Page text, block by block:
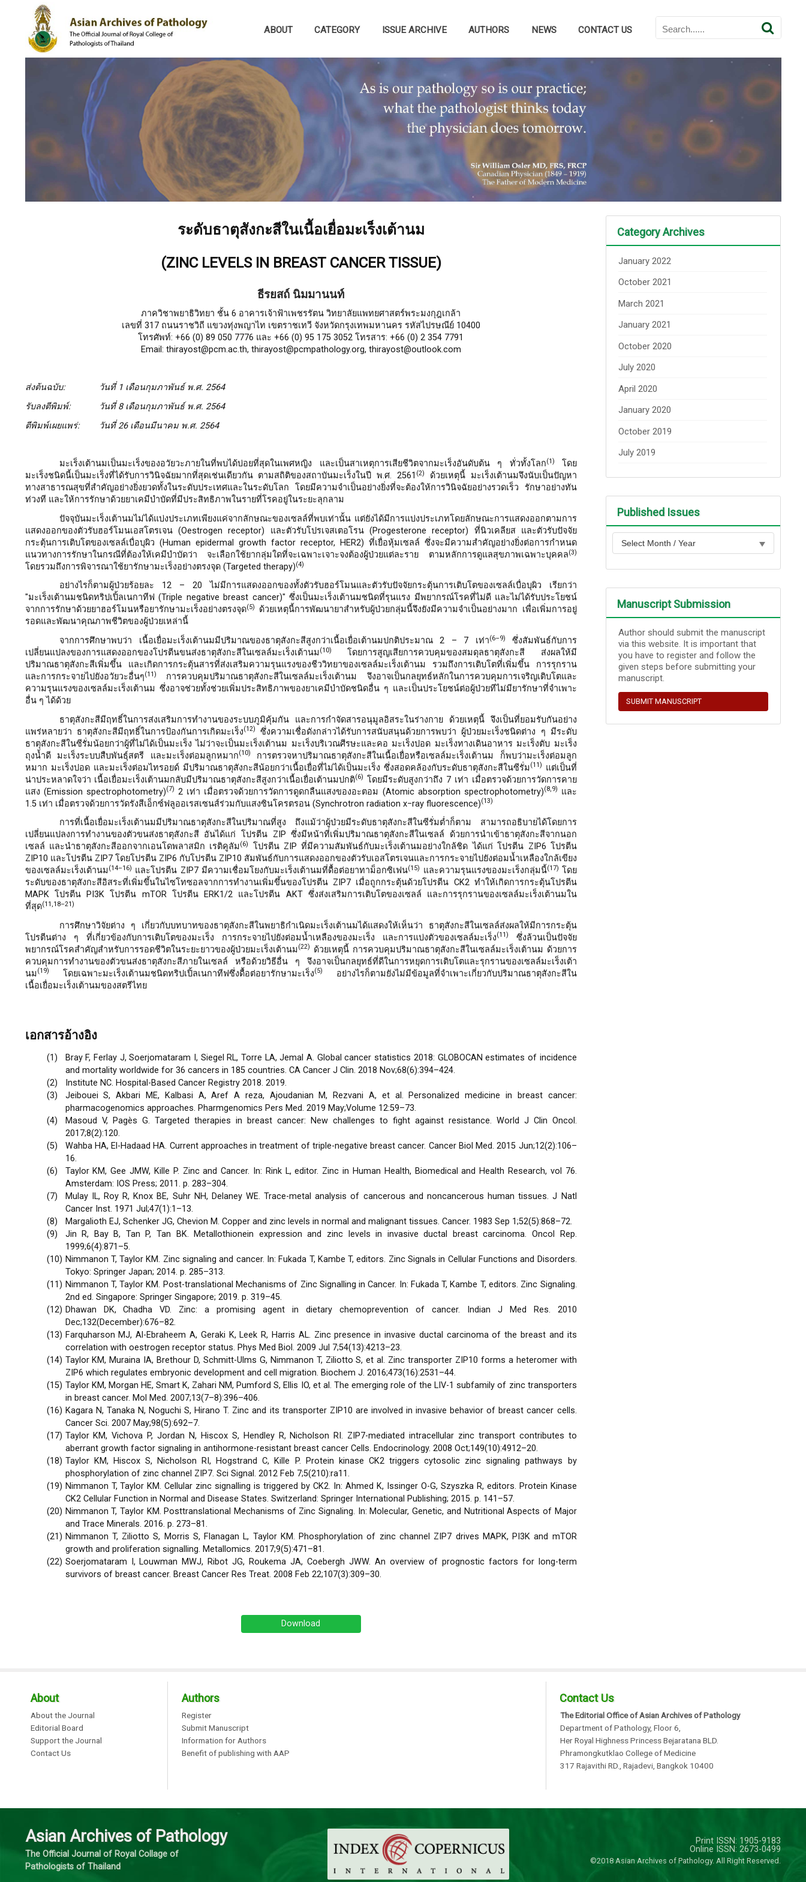
ABOUT CATEGORY ISSUE ARCHIVE AUTHORS NEWS CONTACT US
ระดับธาตุสังกะสีในเนื้อเยื่อมะเร็งเต้านม
(ZINC LEVELS IN BREAST CANCER TISSUE)
ธีรยสถ์ นิมมานนท์
ภาควิชาพยาธิวิทยา ชั้น 6 อาคารเจ้าฟ้าเพชรรัตน วิทยาลัยแพทยศาสตร์พระมงกุฎเกล้า
เลขที่ 317 ถนนราชวิถี แขวงทุ่งพญาไท เขตราชเทวี จังหวัดกรุงเทพมหานคร รหัสไปรษณีย์ 10400
โทรศัพท์: +66 (0) 89 050 7776 และ +66 (0) 95 175 3052 โทรสาร: +66 (0) 2 354 7791
Email: thirayost@pcm.ac.th, thirayost@pcmpathology.org, thirayost@outlook.com
ส่งต้นฉบับ:
วันที่ 1 เดือนกุมภาพันธ์ พ.ศ. 2564
รับลงตีพิมพ์:
วันที่ 8 เดือนกุมภาพันธ์ พ.ศ. 2564
ตีพิมพ์เผยแพร่:
วันที่ 26 เดือนมีนาคม พ.ศ. 2564
มะเร็งเต้านมเป็นมะเร็งของอวัยวะภายในที่พบได้บ่อยที่สุดในเพศหญิง และเป็นสาเหตุการเสียชีวิตจากมะเร็งอันดับต้น ๆ ทั่วทั้งโลก(1)
โดย
มะเร็งชนิดนี้เป็นมะเร็งที่ได้รับการวินิจฉัยมากที่สุดเช่นเดียวกัน ตามสถิติของสถาบันมะเร็งในปี พ.ศ. 2561 (2)
ด้วยเหตุนี้ มะเร็งเต้านมจึงนับเป็นปัญหา
ทางสาธารณสุขที่สำคัญอย่างยิ่งยวดทั้งในระดับประเทศและในระดับโลก โดยมีความจำเป็นอย่างยิ่งที่จะต้องให้การวินิจฉัยอย่างรวดเร็ว รักษาอย่างทัน
ท่วงที และให้การรักษาด้วยยาเคมีบำบัดที่มีประสิทธิภาพในรายที่โรคอยู่ในระยะลุกลาม
ปัจจุบันมะเร็งเต้านมไม่ได้แบ่งประเภทเพียงแค่จากลักษณะของเซลล์ที่พบเท่านั้น แต่ยังได้มีการแบ่งประเภทโดยลักษณะการแสดงออกตามการ
แสดงออกของตัวรับฮอร์โมนเอสโตรเจน (Oestrogen receptor) และตัวรับโปรเจสเตอโรน (Progesterone receptor) ที่นิวเคลียส และตัวรับปัจจัย
กระตุ้นการเติบโตของเซลล์เบื่อบุผิว (Human epidermal growth factor receptor, HER2) ที่เยื่อหุ้มเซลล์ ซึ่งจะมีความสำคัญอย่างยิ่งต่อการกำหนด
แนวทางการรักษาในกรณีที่ต้องให้เคมีบำบัดว่า จะเลือกใช้ยากลุ่มใดที่จะเฉพาะเจาะจงต้องผู้ป่วยแต่ละราย ตามหลักการดูแลสุขภาพเฉพาะบุคคล(3)
โดยรวมถึงการพิจารณาใช้ยารักษามะเร็งอย่างตรงจุด (Targeted therapy)(4)
อย่างไรก็ตามผู้ป่วยร้อยละ 12 – 20 ไม่มีการแสดงออกของทั้งตัวรับฮอร์โมนและตัวรับปัจจัยกระตุ้นการเติบโตของเซลล์เบื่อบุผิว เรียกว่า
"มะเร็งเต้านมชนิดทริปเปิ้ลเนกาทีฟ (Triple negative breast cancer)" ซึ่งเป็นมะเร็งเต้านมชนิดที่รุนแรง มีพยากรณ์โรคที่ไม่ดี และไม่ได้รับประโยชน์
จากการรักษาด้วยยาฮอร์โมนหรือยารักษามะเร็งอย่างตรงจุด(5)
ด้วยเหตุนี้การพัฒนายาสำหรับผู้ป่วยกลุ่มนี้จึงยังมีความจำเป็นอย่างมาก เพื่อเพิ่มการอยู่
รอดและพัฒนาคุณภาพชีวิตของผู้ป่วยเหล่านี้
จากการศึกษาพบว่า เนื้อเยื่อมะเร็งเต้านมมีปริมาณของธาตุสังกะสีสูงกว่าเนื้อเยื่อเต้านมปกติประมาณ 2 – 7 เท่า(6–9)
ซึ่งสัมพันธ์กับการ
เปลี่ยนแปลงของการแสดงออกของโปรตีนขนส่งธาตุสังกะสีในเซลล์มะเร็งเต้านม(10)
โดยการสูญเสียการควบคุมของสมดุลธาตุสังกะสี ส่งผลให้มี
ปริมาณธาตุสังกะสีเพิ่มขึ้น และเกิดการกระตุ้นสารที่ส่งเสริมความรุนแรงของชีววิทยาของเซลล์มะเร็งเต้านม รวมถึงการเติบโตที่เพิ่มขึ้น การรุกราน
และการกระจายไปยังอวัยวะอื่นๆ(11)
การควบคุมปริมาณธาตุสังกะสีในเซลล์มะเร็งเต้านม จึงอาจเป็นกลยุทธ์หลักในการควบคุมการเจริญเติบโตและ
ความรุนแรงของเซลล์มะเร็งเต้านม ซึ่งอาจช่วยทั้งช่วยเพิ่มประสิทธิภาพของยาเคมีบำบัดชนิดอื่น ๆ และเป็นประโยชน์ต่อผู้ป่วยทีไม่มียารักษาที่จำเพาะ
อื่น ๆ ได้ด้วย
ธาตุสังกะสีมีฤทธิ์ในการส่งเสริมการทำงานของระบบภูมิคุ้มกัน และการกำจัดสารอนุมูลอิสระในร่างกาย ด้วยเหตุนี้ จึงเป็นที่ยอมรับกันอย่าง
แพร่หลายว่า ธาตุสังกะสีมีฤทธิ์ในการป้องกันการเกิดมะเร็ง(12)
ซึ่งความเชื่อดังกล่าวได้รับการสนับสนุนด้วยการพบว่า ผู้ป่วยมะเร็งชนิดต่าง ๆ มีระดับ
ธาตุสังกะสีในซีรั่มน้อยกว่าผู้ที่ไม่ได้เป็นมะเร็ง ไม่ว่าจะเป็นมะเร็งเต้านม มะเร็งบริเวณศีรษะและคอ มะเร็งปอด มะเร็งทางเดินอาหาร มะเร็งตับ มะเร็ง
ถุงน้ำดี มะเร็งระบบสืบพันธุ์สตรี และมะเร็งต่อมลูกหมาก(10)
การตรวจหาปริมาณธาตุสังกะสีในเนื้อเยื่อหรือเซลล์มะเร็งเต้านม ก็พบว่ามะเร็งต่อมลูก
หมาก มะเร็งปอด และมะเร็งต่อมไทรอยด์ มีปริมาณธาตุสังกะสีน้อยกว่าเนื้อเยื่อที่ไม่ได้เป็นมะเร็ง ซึ่งสอดคล้องกับระดับธาตุสังกะสีในซีรั่ม(11)
แต่เป็นที่
น่าประหลาดใจว่า เนื้อเยื่อมะเร็งเต้านมกลับมีปริมาณธาตุสังกะสีสูงกว่าเนื้อเยื่อเต้านมปกติ(6) โดยมีระดับสูงกว่าถึง 7 เท่า เมื่อตรวจด้วยการวัดการคาย
แสง (Emission spectrophotometry)(7) 2 เท่า เมื่อตรวจด้วยการวัดการดูดกลืนแสงของอะตอม (Atomic absorption spectrophotometry)(8,9)
และ
1.5 เท่า เมื่อตรวจด้วยการวัดรังสีเอ็กซ์ฟลูออเรสเซนส์ร่วมกับแสงซินโครตรอน (Synchrotron radiation x−ray fluorescence)(13)
การที่เนื้อเยื่อมะเร็งเต้านมมีปริมาณธาตุสังกะสีในปริมาณที่สูง ถึงแม้ว่าผู้ป่วยมีระดับธาตุสังกะสีในซีรั่มต่ำก็ตาม สามารถอธิบายได้โดยการ
เปลี่ยนแปลงการทำงานของตัวขนส่งธาตุสังกะสี อันได้แก่ โปรตีน ZIP ซึ่งมีหน้าที่เพิ่มปริมาณธาตุสังกะสีในเซลล์ ด้วยการนำเข้าธาตุสังกะสีจากนอก
เซลล์ และนำธาตุสังกะสีออกจากเอนโดพลาสมิก เรติคูลัม(6)
โปรตีน ZIP ที่มีความสัมพันธ์กับมะเร็งเต้านมอย่างใกล้ชิด ได้แก่ โปรตีน ZIP6 โปรตีน
ZIP10 และโปรตีน ZIP7 โดยโปรตีน ZIP6 กับโปรตีน ZIP10 สัมพันธ์กับการแสดงออกของตัวรับเอสโตรเจนและการกระจายไปยังต่อมน้ำเหลืองใกล้เขียง
ของเซลล์มะเร็งเต้านม(14–16) และโปรตีน ZIP7 มีความเชื่อมโยงกับมะเร็งเต้านมที่ดื้อต่อยาทาม็อกซิเฟน(15) และความรุนแรงของมะเร็งกลุ่มนี้(17) โดย
ระดับของธาตุสังกะสีอิสระที่เพิ่มขึ้นในไซโทซอลจากการทำงานเพิ่มขึ้นของโปรตีน ZIP7 เมื่อถูกกระตุ้นด้วยโปรตีน CK2 ทำให้เกิดการกระตุ้นโปรตีน
MAPK โปรตีน PI3K โปรตีน mTOR โปรตีน ERK1/2 และโปรตีน AKT ซึ่งส่งเสริมการเติบโตของเซลล์ และการรุกรานของเซลล์มะเร็งเต้านมใน
ที่สุด(11,18–21)
การศึกษาวิจัยต่าง ๆ เกี่ยวกับบทบาทของธาตุสังกะสีในพยาธิกำเนิดมะเร็งเต้านมได้แสดงให้เห็นว่า ธาตุสังกะสีในเซลล์ส่งผลให้มีการกระตุ้น
โปรตีนต่าง ๆ ที่เกี่ยวข้องกับการเติบโตของมะเร็ง การกระจายไปยังต่อมน้ำเหลืองของมะเร็ง และการแบ่งตัวของเซลล์มะเร็ง(11)
ซึ่งล้วนเป็นปัจจัย
พยากรณ์โรคสำคัญสำหรับการรอดชีวิตในระยะยาวของผู้ป่วยมะเร็งเต้านม(22)
ด้วยเหตุนี้ การควบคุมปริมาณธาตุสังกะสีในเซลล์มะเร็งเต้านม ด้วยการ
ควบคุมการทำงานของตัวขนส่งธาตุสังกะสีภายในเซลล์ หรือด้วยวิธีอื่น ๆ จึงอาจเป็นกลยุทธ์ที่ดีในการหยุดการเติบโตและรุกรานของเซลล์มะเร็งเต้า
นม(19) โดยเฉพาะมะเร็งเต้านมชนิดทริปเปิ้ลเนกาทีฟซึ่งดื้อต่อยารักษามะเร็ง(5)
อย่างไรก็ตามยังไม่มีข้อมูลที่จำเพาะเกี่ยวกับปริมาณธาตุสังกะสีใน
เนื้อเยื่อมะเร็งเต้านมของสตรีไทย
เอกสารอ้างอิง
Bray F, Ferlay J, Soerjomataram I, Siegel RL, Torre LA, Jemal A. Global cancer statistics 2018: GLOBOCAN estimates of incidence
and mortality worldwide for 36 cancers in 185 countries. CA Cancer J Clin. 2018 Nov;68(6):394–424.
Institute NC. Hospital-Based Cancer Registry 2018. 2019.
Jeibouei S, Akbari ME, Kalbasi A, Aref A reza, Ajoudanian M, Rezvani A, et al. Personalized medicine in breast cancer:
pharmacogenomics approaches. Pharmgenomics Pers Med. 2019 May;Volume 12:59–73.
Masoud V, Pagès G. Targeted therapies in breast cancer: New challenges to fight against resistance. World J Clin Oncol.
2017;8(2):120.
Wahba HA, El-Hadaad HA. Current approaches in treatment of triple-negative breast cancer. Cancer Biol Med. 2015 Jun;12(2):106–
16.
Taylor KM, Gee JMW, Kille P. Zinc and Cancer. In: Rink L, editor. Zinc in Human Health, Biomedical and Health Research, vol 76.
Amsterdam: IOS Press; 2011. p. 283–304.
Mulay IL, Roy R, Knox BE, Suhr NH, Delaney WE. Trace-metal analysis of cancerous and noncancerous human tissues. J Natl
Cancer Inst. 1971 Jul;47(1):1–13.
Margalioth EJ, Schenker JG, Chevion M. Copper and zinc levels in normal and malignant tissues. Cancer. 1983 Sep 1;52(5):868–72.
Jin R, Bay B, Tan P, Tan BK. Metallothionein expression and zinc levels in invasive ductal breast carcinoma. Oncol Rep.
1999;6(4):871–5.
Nimmanon T, Taylor KM. Zinc signaling and cancer. In: Fukada T, Kambe T, editors. Zinc Signals in Cellular Functions and Disorders.
Tokyo: Springer Japan; 2014. p. 285–313.
Nimmanon T, Taylor KM. Post-translational Mechanisms of Zinc Signalling in Cancer. In: Fukada T, Kambe T, editors. Zinc Signaling.
2nd ed. Singapore: Springer Singapore; 2019. p. 319–45.
Dhawan DK, Chadha VD. Zinc: a promising agent in dietary chemoprevention of cancer. Indian J Med Res. 2010
Dec;132(December):676–82.
Farquharson MJ, Al-Ebraheem A, Geraki K, Leek R, Harris AL. Zinc presence in invasive ductal carcinoma of the breast and its
correlation with oestrogen receptor status. Phys Med Biol. 2009 Jul 7;54(13):4213–23.
Taylor KM, Muraina IA, Brethour D, Schmitt-Ulms G, Nimmanon T, Ziliotto S, et al. Zinc transporter ZIP10 forms a heteromer with
ZIP6 which regulates embryonic development and cell migration. Biochem J. 2016;473(16):2531–44.
Taylor KM, Morgan HE, Smart K, Zahari NM, Pumford S, Ellis IO, et al. The emerging role of the LIV-1 subfamily of zinc transporters
in breast cancer. Mol Med. 2007;13(7–8):396–406.
Kagara N, Tanaka N, Noguchi S, Hirano T. Zinc and its transporter ZIP10 are involved in invasive behavior of breast cancer cells.
Cancer Sci. 2007 May;98(5):692–7.
Taylor KM, Vichova P, Jordan N, Hiscox S, Hendley R, Nicholson RI. ZIP7-mediated intracellular zinc transport contributes to
aberrant growth factor signaling in antihormone-resistant breast cancer Cells. Endocrinology. 2008 Oct;149(10):4912–20.
Taylor KM, Hiscox S, Nicholson RI, Hogstrand C, Kille P. Protein kinase CK2 triggers cytosolic zinc signaling pathways by
phosphorylation of zinc channel ZIP7. Sci Signal. 2012 Feb 7;5(210):ra11.
Nimmanon T, Taylor KM. Cellular zinc signalling is triggered by CK2. In: Ahmed K, Issinger O-G, Szyszka R, editors. Protein Kinase
CK2 Cellular Function in Normal and Disease States. Switzerland: Springer International Publishing; 2015. p. 141–57.
Nimmanon T, Taylor KM. Posttranslational Mechanisms of Zinc Signaling. In: Molecular, Genetic, and Nutritional Aspects of Major
and Trace Minerals. 2016. p. 273–81.
Nimmanon T, Ziliotto S, Morris S, Flanagan L, Taylor KM. Phosphorylation of zinc channel ZIP7 drives MAPK, PI3K and mTOR
growth and proliferation signalling. Metallomics. 2017;9(5):471–81.
Soerjomataram I, Louwman MWJ, Ribot JG, Roukema JA, Coebergh JWW. An overview of prognostic factors for long-term
survivors of breast cancer. Breast Cancer Res Treat. 2008 Feb 22;107(3):309–30.
Download
Category Archives
January 2022
October 2021
March 2021
January 2021
October 2020
July 2020
April 2020
January 2020
October 2019
July 2019
Published Issues
Manuscript Submission
Author should submit the manuscript
via this website. It is important that
you have to register and follow the
given steps before submitting your
manuscript.
SUBMIT MANUSCRIPT
About
About the Journal
Editorial Board
Support the Journal
Contact Us
Authors
Register
Submit Manuscript
Information for Authors
Benefit of publishing with AAP
Contact Us
The Editorial Office of Asian Archives of Pathology
Department of Pathology, Floor 6,
Her Royal Highness Princess Bejaratana BLD.
Phramongkutklao College of Medicine
317 Rajavithi RD., Rajadevi, Bangkok 10400
Asian Archives of Pathology
The Official Journal of Royal Collage of
Pathologists of Thailand
Print ISSN: 1905-9183
Online ISSN: 2673-0499
©2018 Asian Archives of Pathology. All Right Reserved.